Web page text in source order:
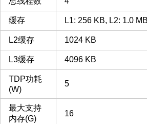
缓存 L1: 256 KB, L2: 1.0
L2缓存 1024 KB
L3缓存 4096 KB
TDP功耗
(W)
5
最大支持
内存(G)
16